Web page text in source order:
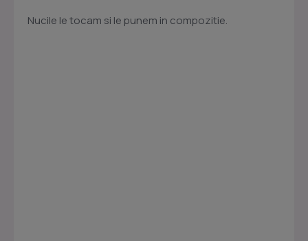
Nucile le tocam si le punem in compozitie.